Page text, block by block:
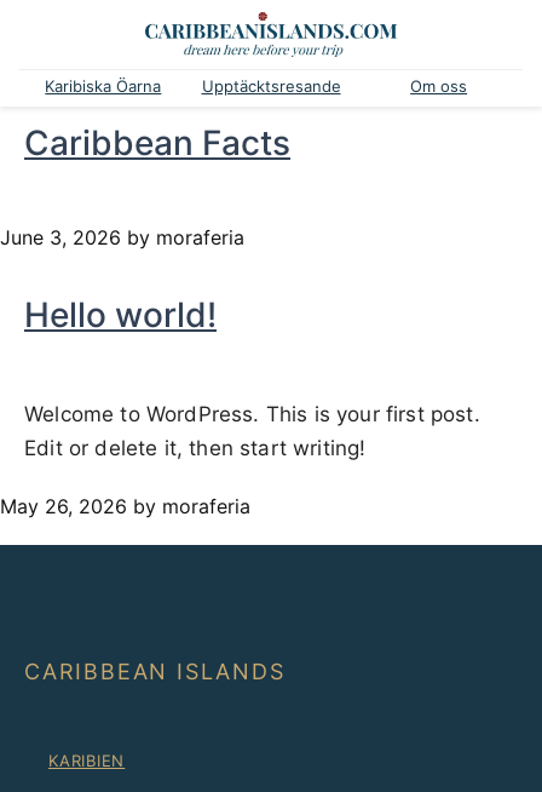
Karibiska Öarna Upptäcktsresande Om oss
Caribbean Facts
June 3, 2026 by moraferia
Hello world!
Welcome to WordPress. This is your first post.
Edit or delete it, then start writing!
May 26, 2026 by moraferia
CARIBBEAN ISLANDS
KARIBIEN